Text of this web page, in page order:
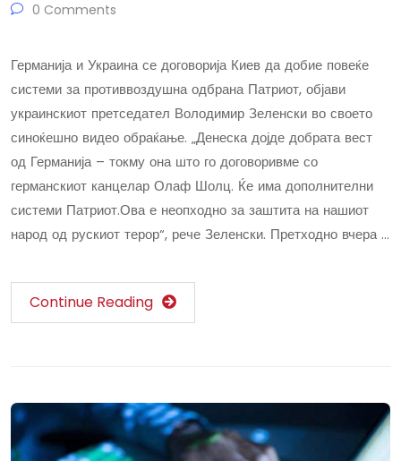
0 Comments
Германија и Украина се договорија Киев да добие повеќе
системи за противвоздушна одбрана Патриот, објави
украинскиот претседател Володимир Зеленски во своето
синоќешно видео обраќање. „Денеска дојде добрата вест
од Германија – токму она што го договоривме со
германскиот канцелар Олаф Шолц. Ќе има дополнителни
системи Патриот.Ова е неопходно за заштита на нашиот
народ од рускиот терор“, рече Зеленски. Претходно вчера …
Continue Reading